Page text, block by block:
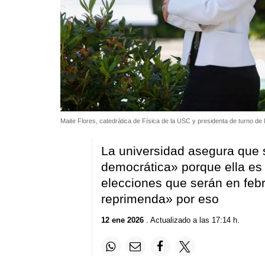
Maite Flores, catedrática de Física de la USC y presidenta de turno de
La universidad asegura que
democrática» porque ella
elecciones que serán en
reprimenda» por eso
12 ene 2026. Actualizado a las 17:14 h.